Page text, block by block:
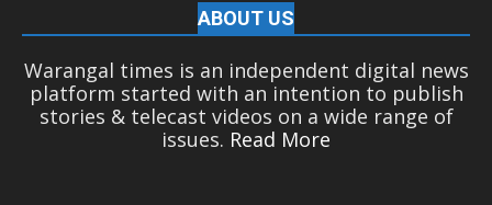
ABOUT US
Warangal times is an independent digital news
platform started with an intention to publish
stories & telecast videos on a wide range of
issues. Read More